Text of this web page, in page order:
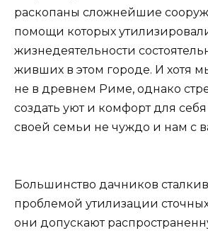
раскопаны сложнейшие
помощи которых
жизнедеятельности
живших в этом городе. И хотя
не в древнем Риме, однако
создать уют и комфорт для
своей семьи не чуждо и нам с
Большинство дачников
проблемой утилизации
они допускают